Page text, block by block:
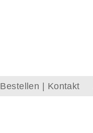
Bestellen | Kontakt